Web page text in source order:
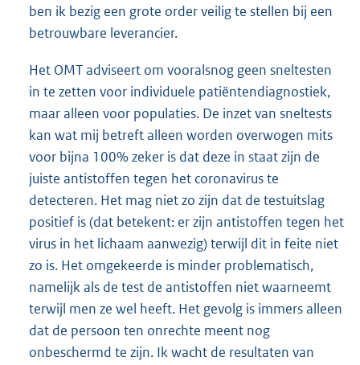
ben ik bezig een grote order veilig te stellen bij een
betrouwbare leverancier.
Het OMT adviseert om vooralsnog geen sneltesten
in te zetten voor individuele patiëntendiagnostiek,
maar alleen voor populaties. De inzet van sneltests
kan wat mij betreft alleen worden overwogen mits
voor bijna 100% zeker is dat deze in staat zijn de
juiste antistoffen tegen het coronavirus te
detecteren. Het mag niet zo zijn dat de testuitslag
positief is (dat betekent: er zijn antistoffen tegen het
virus in het lichaam aanwezig) terwijl dit in feite niet
zo is. Het omgekeerde is minder problematisch,
namelijk als de test de antistoffen niet waarneemt
terwijl men ze wel heeft. Het gevolg is immers alleen
dat de persoon ten onrechte meent nog
onbeschermd te zijn. Ik wacht de resultaten van